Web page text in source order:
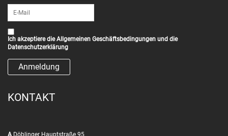
Ich akzeptiere dieAllgemeinen Geschäftsbedingungen und die
Datenschutzerklärung
KONTAKT
A Döblinger Hauptstraße 95